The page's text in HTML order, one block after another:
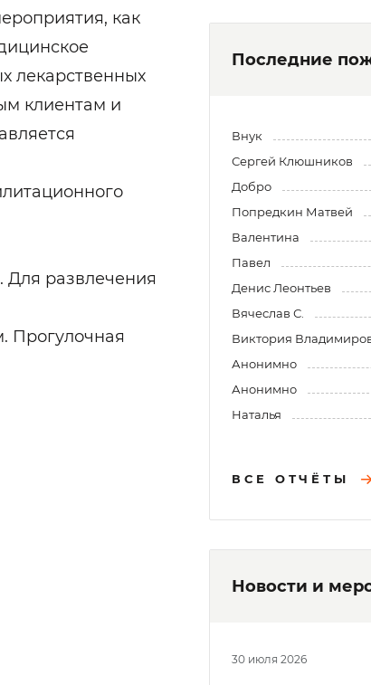
как
лекарственных
клиентам и
Для развлечения
Прогулочная
Последние
Внук
Сергей Клюшников
Добро
Попредкин Матвей
Валентина
Павел
Денис Леонтьев
Вячеслав С.
Виктория
Анонимно
Анонимно
Наталья
ВСЕ ОТЧЁТЫ
Новости и
30 июля 2026